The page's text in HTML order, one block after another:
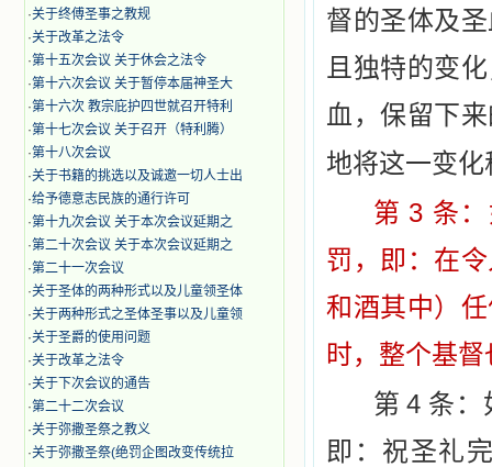
·关于终傅圣事之教规
·关于改革之法令
·第十五次会议 关于休会之法令
·第十六次会议 关于暂停本届神圣大
·第十六次 教宗庇护四世就召开特利
·第十七次会议 关于召开（特利腾）
·第十八次会议
·关于书籍的挑选以及诚邀一切人士出
·给予德意志民族的通行许可
·第十九次会议 关于本次会议延期之
·第二十次会议 关于本次会议延期之
·第二十一次会议
·关于圣体的两种形式以及儿童领圣体
·关于两种形式之圣体圣事以及儿童领
·关于圣爵的使用问题
·关于改革之法令
·关于下次会议的通告
·第二十二次会议
·​关于弥撒圣祭之教义
·关于弥撒圣祭(绝罚企图改变传统拉
督的圣体及
且独特的变
血，保留下
地将这一变化
第 3 条
罚，即：在
和酒其中）
时，整个基
第 4 条：
即：祝圣礼